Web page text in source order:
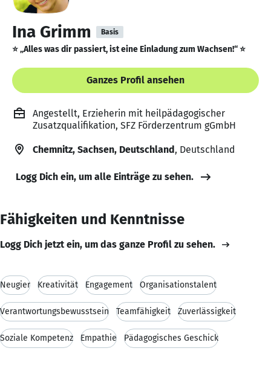
Ina Grimm Basis
⭐️ „Alles was dir passiert, ist eine Einladung zum Wachsen!“ ⭐️
Ganzes Profil ansehen
Angestellt, Erzieherin mit heilpädagogischer
Zusatzqualifikation, SFZ Förderzentrum gGmbH
Chemnitz, Sachsen, Deutschland, Deutschland
Logg Dich ein, um alle Einträge zu sehen.
Fähigkeiten und Kenntnisse
Logg Dich jetzt ein, um das ganze Profil zu sehen.
Neugier Kreativität Engagement Organisationstalent
Verantwortungsbewusstsein Teamfähigkeit Zuverlässigkeit
Soziale Kompetenz Empathie Pädagogisches Geschick